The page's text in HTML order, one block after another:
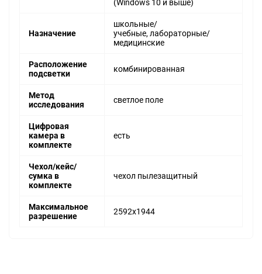
(Windows 10 и выше)
Назначение
школьные/
учебные, лабораторные/
медицинские
Расположение
подсветки
комбинированная
Метод
исследования
светлое поле
Цифровая
камера в
комплекте
есть
Чехол/кейс/
сумка в
комплекте
чехол пылезащитный
Максимальное
разрешение
2592x1944